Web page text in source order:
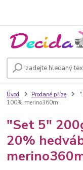
Úvod Prodané příze
100% merino360m
"Set 5"
20%